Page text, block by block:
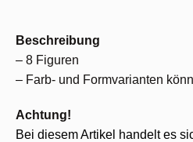
Beschreibung
– 8 Figuren
– Farb- und Formvarianten
Achtung!
Bei diesem Artikel handelt es